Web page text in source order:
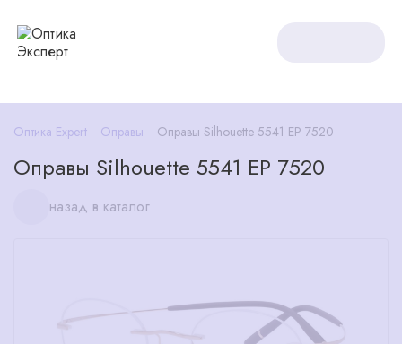
Оптика Expert Оправы Оправы Silhouette 5541 EP 7520
Оправы Silhouette 5541 EP 7520
назад в каталог